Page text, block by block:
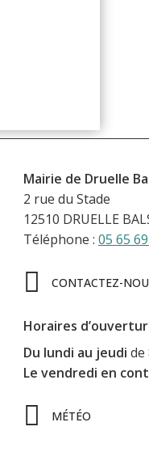
Mairie de Druelle
2 rue du Stade
12510 DRUELLE
Téléphone : 05 65
CONTACTEZ-
Horaires
Du lundi au jeudi de
Le vendredi en
MÉTÉO